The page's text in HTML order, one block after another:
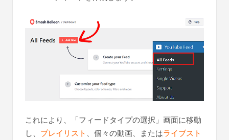
これにより、「フィードタイプの選択」画面に移動
し、 プレイリスト 、個々の動画、またはライブスト